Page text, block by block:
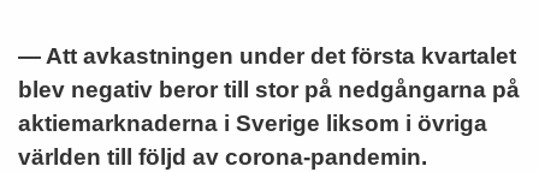
— Att avkastningen under det första kvartalet
blev negativ beror till stor på nedgångarna på
aktiemarknaderna i Sverige liksom i övriga
världen till följd av corona-pandemin.